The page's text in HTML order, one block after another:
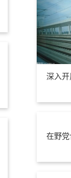
深入
在野